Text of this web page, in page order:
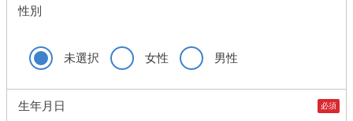
性別
未選択 女性 男性
生年月日 必須